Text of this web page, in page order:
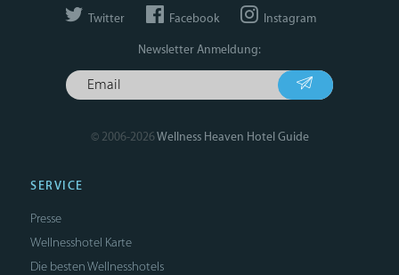
Twitter Facebook Instagram
Newsletter Anmeldung:
© 2006-2026Wellness Heaven Hotel Guide
SERVICE
Presse
Wellnesshotel Karte
Die besten Wellnesshotels